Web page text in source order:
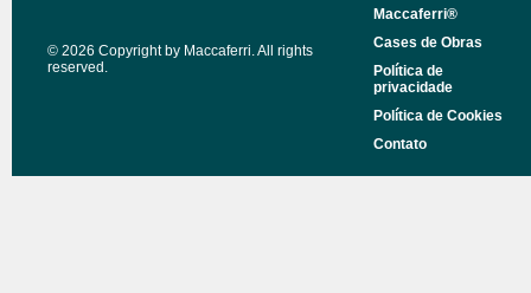
© 2026 Copyright by Maccaferri. All rights
reserved.
Maccaferri®
Cases de Obras
Política de
privacidade
Política de Cookies
Contato